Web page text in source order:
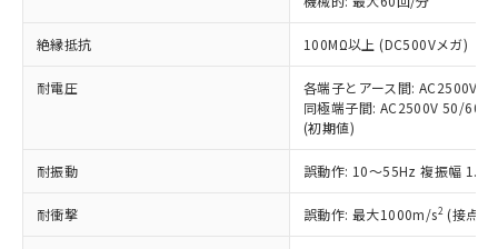
絶縁抵抗 100MΩ以上 (DC500Vメガ)
耐電圧
各端子とアース間: AC2500V
同極端子間: AC2500V 50/
(初期値)
耐振動 誤動作: 10～55Hz 複振幅
耐衝撃 誤動作: 最大1000m/s2 (接点
当社制御機器事業取扱商品の中には、
本サービスの対象外となる商品もある
ことをご了承ください。
在庫状況および標準価格照会結果は、
記載している更新日時点での社内デー
タに基づき作成されるものであり、閲
覧された時点での実際の在庫および標
準価格とは異なる場合があることをご
害物質有無と関係のない商品です。
仕入先様の事情により、非含有部品として
いたものが、含有品と判明した場合などや
むを得ず変更することがあります。
鉛(Pb) 1000ppm以下、 水銀(Hg) 1000ppm以下、 カド
六価クロム(Cr(Ⅵ)) 1000ppm以下、ポリ臭化ビフェニル
類(PBB) 1000ppm以下、ポリ臭化ジフェニルエーテル類
(PBDE) 1000ppm以下、フタル酸ビス(2-エチルヘキシ
「○」：最大均質材料含有率が中国RoHSの
基準値以下であることを示します。
「×」：最大均質材料含有率が中国RoHSの
基準値を超えていることを示します。
「－」：未確認です。当社販売部門へお問
*中国RoHS10物質の基準値 (GB/T26572)：
Pb(鉛) :1000ppm、 Hg(水銀) : 1000ppm、 Cd(カドミウ
Cr(Ⅵ)(六価クロム) : 1000ppm、 PBBs(ポリ臭化ビフェ
ニル類) : 1000ppm、 PBDEs(ポリ臭化ジフェニルエーテ
当社は、これら貴社製品のうち、外国
為替および外国貿易法に定める商品
（以下｢規制貨物等」という）を輸出
または国外への提供する場合は、日本
国政府の輸出許可(または役務取引許
可)を取得するなどの必要な手続きを
一定数以上の在庫あり